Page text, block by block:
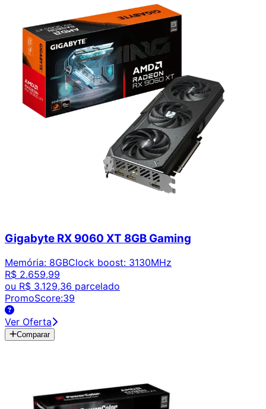
Gigabyte RX 9060 XT 8GB Gaming
Memória: 8GBClock boost: 3130MHz
R$ 2.659,99
ou R$ 3.129,36 parcelado
PromoScore:39
Ver Oferta
Comparar